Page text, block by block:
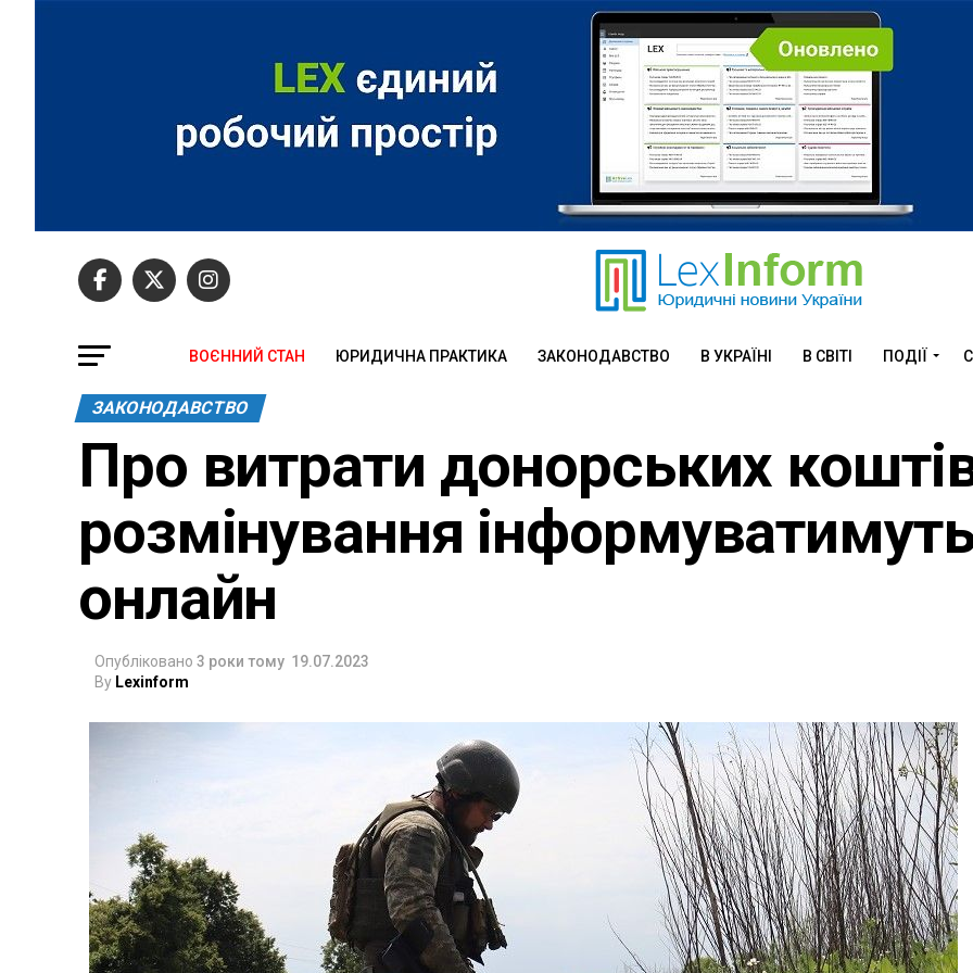
ВОЄННИЙ СТАН ЮРИДИЧНА ПРАКТИКА ЗАКОНОДАВСТВО В УКРАЇНІ В СВІТІ ПОДІЇ
ЗАКОНОДАВСТВО
Про витрати донорських
розмінування
онлайн
Опубліковано 3 роки тому 19.07.2023
By Lexinform